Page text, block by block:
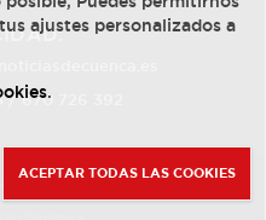
/670 726 392
ajustes personalizados a
.
ACEPTAR TODAS LAS COOKIES